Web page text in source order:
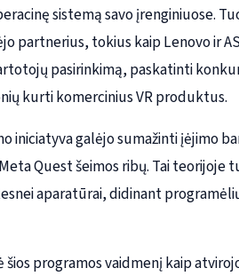
sistemą savo įrenginiuose.
partnerius, tokius kaip Lenovo ir
pasirinkimą, paskatinti
kurti komercinius VR produktus.
iniciatyva galėjo sumažinti įėjimo
Quest šeimos ribų. Tai
aparatūrai, didinant
šios programos vaidmenį kaip